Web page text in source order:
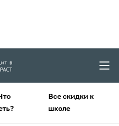
Все скидки к
школе